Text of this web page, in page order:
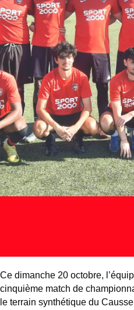
Ce dimanche 20 octobre,
cinquième match de
le terrain synthétique du